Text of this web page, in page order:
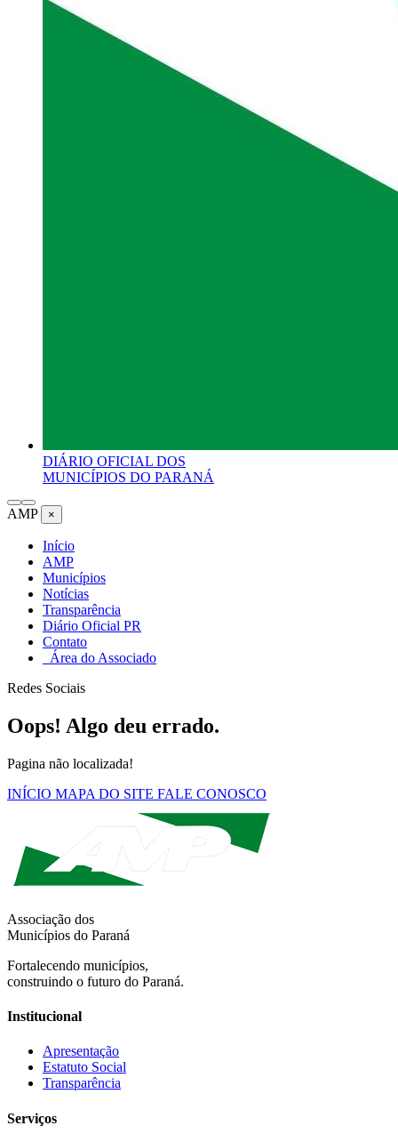
DIÁRIO OFICIAL DOS
MUNICÍPIOS DO PARANÁ
AMP ×
Início
AMP
Municípios
Notícias
Transparência
Diário Oficial PR
Contato
Área do Associado
Redes Sociais
Oops! Algo deu errado.
Pagina não localizada!
INÍCIO MAPA DO SITE FALE CONOSCO
Associação dos
Municípios do Paraná
Fortalecendo municípios,
construindo o futuro do Paraná.
Institucional
Apresentação
Estatuto Social
Transparência
Serviços